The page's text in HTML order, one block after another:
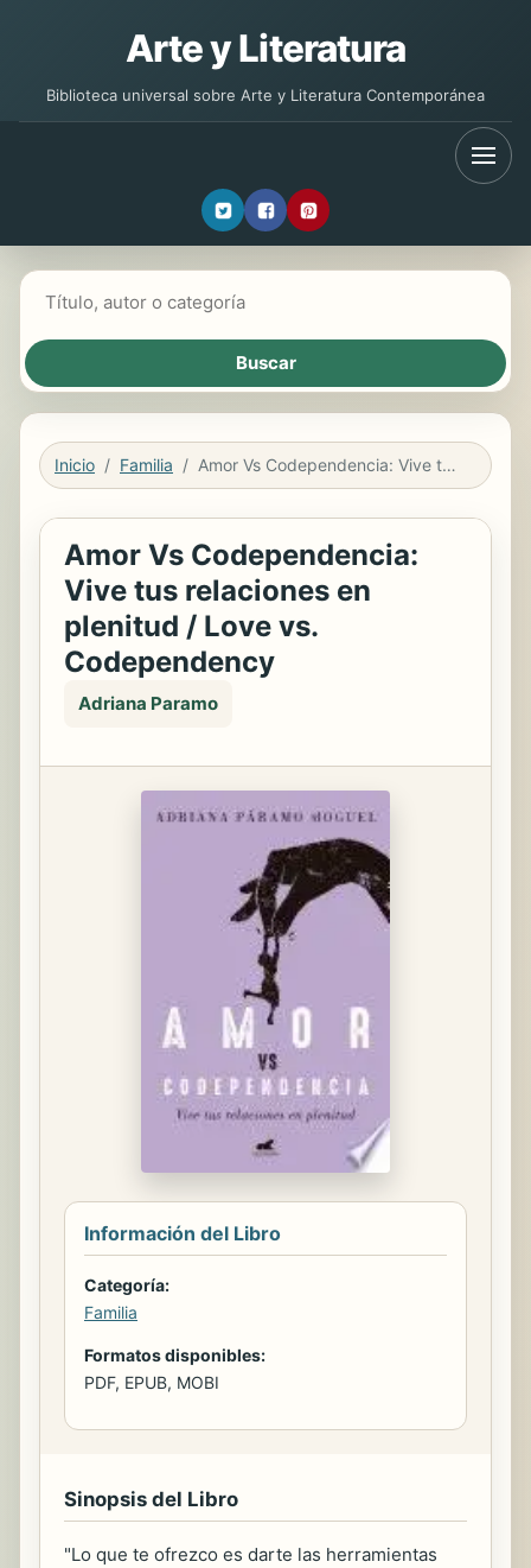
Arte y Literatura
Biblioteca universal sobre Arte y Literatura Contemporánea
Inicio Familia Amor Vs Codependencia: Vive tus relaciones en plenitud / Love vs. Codependency
Amor Vs Codependencia:
Vive tus relaciones en
plenitud / Love vs.
Codependency
Adriana Paramo
Información del Libro
Categoría:
Familia
Formatos disponibles:
PDF, EPUB, MOBI
Sinopsis del Libro
"Lo que te ofrezco es darte las herramientas